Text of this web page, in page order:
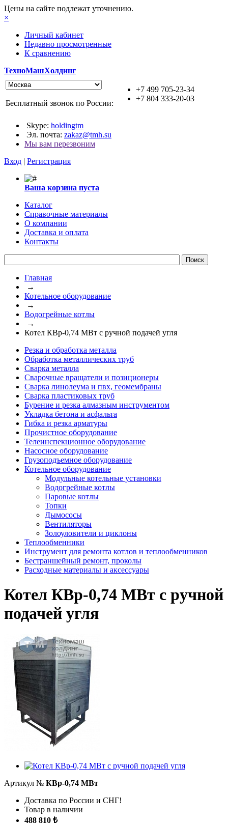
Цены на сайте подлежат уточнению.
×
Личный кабинет
Недавно просмотренные
К сравнению
ТехноМашХолдинг
+7 499 705-23-34
+7 804 333-20-03
Бесплатный звонок по России:
Skype: holdingtm
Эл. почта: zakaz@tmh.su
Мы вам перезвоним
Вход | Регистрация
Ваша корзина пуста
Каталог
Справочные материалы
О компании
Доставка и оплата
Контакты
Главная
→
Котельное оборудование
→
Водогрейные котлы
→
Котел КВр-0,74 МВт с ручной подачей угля
Резка и обработка металла
Обработка металлических труб
Сварка металла
Сварочные вращатели и позиционеры
Сварка линолеума и пвх, геомембраны
Сварка пластиковых труб
Бурение и резка алмазным инструментом
Укладка бетона и асфальта
Гибка и резка арматуры
Прочистное оборудование
Телеинспекционное оборудование
Насосное оборудование
Грузоподъемное оборудование
Котельное оборудование
Модульные котельные установки
Водогрейные котлы
Паровые котлы
Топки
Дымососы
Вентиляторы
Золоуловители и циклоны
Теплообменники
Инструмент для ремонта котлов и теплообменников
Бестраншейный ремонт, проколы
Расходные материалы и аксессуары
Котел КВр-0,74 МВт с ручной
подачей угля
Артикул № КВр-0,74 МВт
Доставка по России и СНГ!
Товар в наличии
488 810 ₺